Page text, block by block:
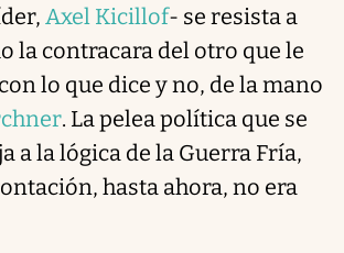
Axel Kicillof- se resista a
la contracara del otro que le
lo que dice y no, de la mano
. La pelea política que se
a la lógica de la Guerra Fría,
hasta ahora, no era